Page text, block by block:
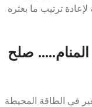
ترتيب ما بعثره
صلح
في الطاقة المحيطة